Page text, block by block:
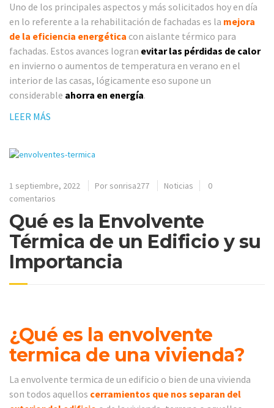
Uno de los principales aspectos y más solicitados hoy en día
en lo referente a la rehabilitación de fachadas es la mejora
de la eficiencia energética con aislante térmico para
fachadas. Estos avances logran evitar las pérdidas de calor
en invierno o aumentos de temperatura en verano en el
interior de las casas, lógicamente eso supone un
considerable ahorra en energía.
LEER MÁS
1 septiembre, 2022 Por sonrisa277 Noticias
0
comentarios
Qué es la Envolvente
Térmica de un Edificio y su
Importancia
¿Qué es la envolvente
termica de una vivienda?
La envolvente termica de un edificio o bien de una vivienda
son todos aquellos cerramientos que nos separan del